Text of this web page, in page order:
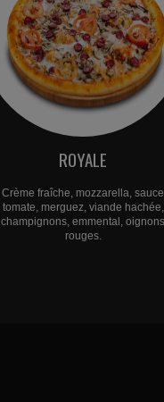
ROYALE
Crème fraîche, mozzarella, sauce
tomate, merguez, viande hachée,
champignons, emmental,
rouges.